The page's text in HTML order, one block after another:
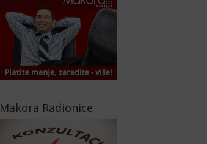
Makora Radionice